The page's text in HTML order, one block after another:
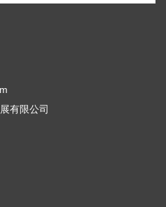
有限公司